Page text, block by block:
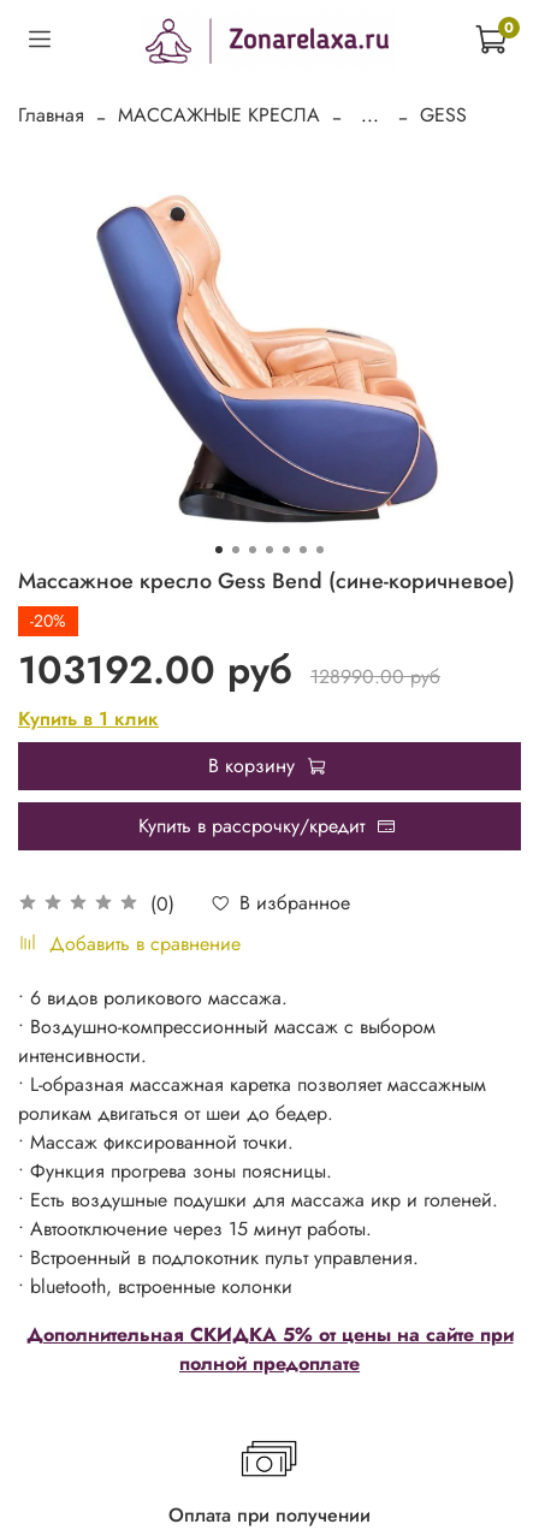
0
Главная МАССАЖНЫЕ КРЕСЛА ... GESS
Массажное кресло Gess Bend (сине-коричневое)
(0)
В избранное
Добавить в сравнение
-20%
103192.00 руб
128990.00 руб
Купить в 1 клик
В корзину
Купить в рассрочку/кредит
Дополнительная СКИДКА 5% от цены на сайте при
полной предоплате
• 6 видов роликового массажа.
• Воздушно-компрессионный массаж с выбором
интенсивности.
• L-образная массажная каретка позволяет массажным
роликам двигаться от шеи до бедер.
• Массаж фиксированной точки.
• Функция прогрева зоны поясницы.
• Есть воздушные подушки для массажа икр и голеней.
• Автоотключение через 15 минут работы.
• Встроенный в подлокотник пульт управления.
• bluetooth, встроенные колонки
Оплата при получении